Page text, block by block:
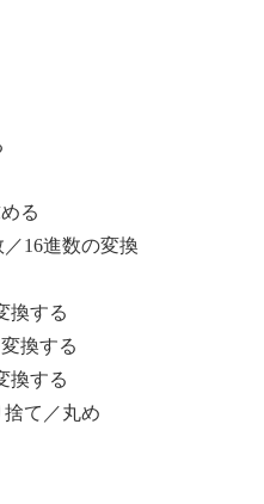
る
16進数の変換
する
換する
する
て／丸め